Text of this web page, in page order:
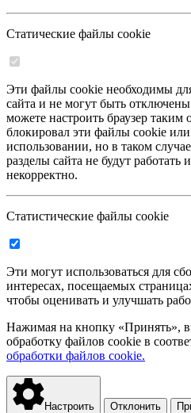
Статические файлы cookie
Эти файлы cookie необходимы
сайта и не могут быть
можете настроить браузер таким
блокировал эти файлы cookie
использовании, но в таком
разделы сайта не будут работать
некорректно.
Статистические файлы cookie
Эти могут использоваться для
интересах, посещаемых
чтобы оценивать и улучшать
Нажимая на кнопку «Принять»,
обработку файлов cookie в
обработки файлов cookie.
Настроить Отклонить